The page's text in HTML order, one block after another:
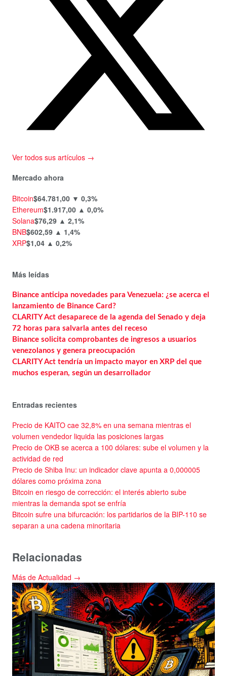
Ver todos sus artículos →
Mercado ahora
Bitcoin$64.781,00 ▼ 0,3%
Ethereum$1.917,00 ▲ 0,0%
Solana$76,29 ▲ 2,1%
BNB$602,59 ▲ 1,4%
XRP$1,04 ▲ 0,2%
Más leídas
Binance anticipa novedades para Venezuela: ¿se acerca el
lanzamiento de Binance Card?
CLARITY Act desaparece de la agenda del Senado y deja
72 horas para salvarla antes del receso
Binance solicita comprobantes de ingresos a usuarios
venezolanos y genera preocupación
CLARITY Act tendría un impacto mayor en XRP del que
muchos esperan, según un desarrollador
Entradas recientes
Precio de KAITO cae 32,8% en una semana mientras el
volumen vendedor liquida las posiciones largas
Precio de OKB se acerca a 100 dólares: sube el volumen y la
actividad de red
Precio de Shiba Inu: un indicador clave apunta a 0,000005
dólares como próxima zona
Bitcoin en riesgo de corrección: el interés abierto sube
mientras la demanda spot se enfría
Bitcoin sufre una bifurcación: los partidarios de la BIP-110 se
separan a una cadena minoritaria
Relacionadas
Más de Actualidad →